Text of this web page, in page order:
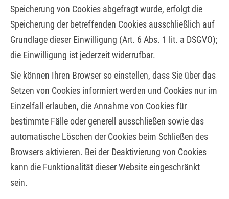
Speicherung von Cookies abgefragt wurde, erfolgt die
Speicherung der betreffenden Cookies ausschließlich auf
Grundlage dieser Einwilligung (Art. 6 Abs. 1 lit. a DSGVO);
die Einwilligung ist jederzeit widerrufbar.
Sie können Ihren Browser so einstellen, dass Sie über das
Setzen von Cookies informiert werden und Cookies nur im
Einzelfall erlauben, die Annahme von Cookies für
bestimmte Fälle oder generell ausschließen sowie das
automatische Löschen der Cookies beim Schließen des
Browsers aktivieren. Bei der Deaktivierung von Cookies
kann die Funktionalität dieser Website eingeschränkt
sein.